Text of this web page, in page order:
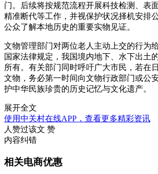
门。后续将按规范流程开展科技检测、表
精准断代等工作，并视保护状况择机安排
公众了解本地历史的重要实物见证。
文物管理部门对两位老人主动上交的行为
国家法律规定，我国境内地下、水下出土
所有。有关部门同时呼吁广大市民，若在
文物，务必第一时间向文物行政部门或公
护中华民族珍贵的历史记忆与文化遗产。
展开全文
使用中关村在线APP，查看更多精彩资讯
人赞过该文 赞
内容纠错
相关电商优惠